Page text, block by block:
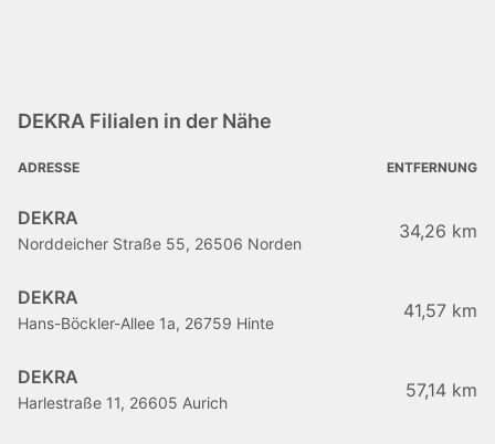
DEKRA Filialen in der Nähe
ADRESSE ENTFERNUNG
DEKRA
Norddeicher Straße 55, 26506 Norden
34,26 km
DEKRA
Hans-Böckler-Allee 1a, 26759 Hinte
41,57 km
DEKRA
Harlestraße 11, 26605 Aurich
57,14 km